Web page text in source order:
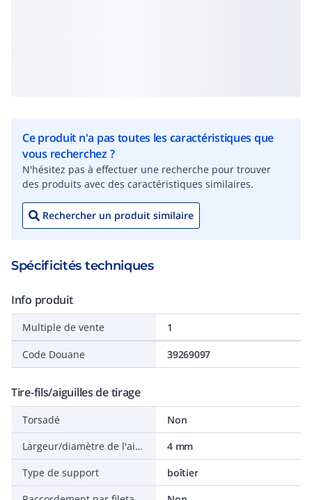
Ce produit n'a pas toutes les caractéristiques que
vous recherchez ?
N'hésitez pas à effectuer une recherche pour trouver
des produits avec des caractéristiques similaires.
Rechercher un produit similaire
Spécificités techniques
Info produit
Multiple de vente 1
Code Douane 39269097
Tire-fils/aiguilles de tirage
Torsadé
Non
Largeur/diamètre de l'aiguille de tirage
4 mm
Type de support
boîtier